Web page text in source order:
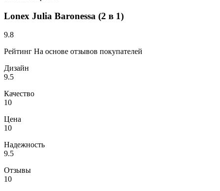
Lonex Julia Baronessa (2 в 1)
9.8
Рейтинг На основе отзывов покупателей
Дизайн
9.5
Качество
10
Цена
10
Надежность
9.5
Отзывы
10